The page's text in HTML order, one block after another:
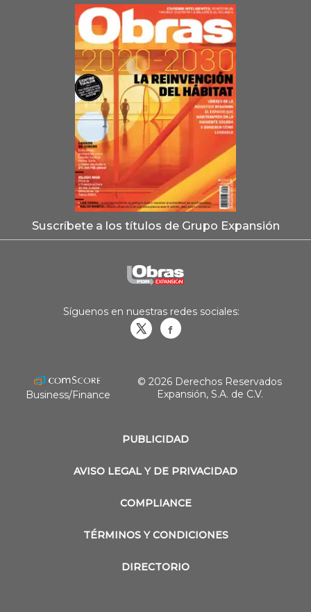
Suscríbete a los títulos de Grupo Expansión
PUBLICIDAD
AVISO LEGAL Y DE PRIVACIDAD
COMPLIANCE
TÉRMINOS Y CONDICIONES
DIRECTORIO
Síguenos en nuestras redes sociales:
Business/Finance
© 2026 Derechos Reservados
Expansión, S.A. de C.V.